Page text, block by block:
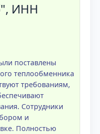
ИНН
поставлены
теплообменника
требованиям,
Сотрудники
и
Полностью